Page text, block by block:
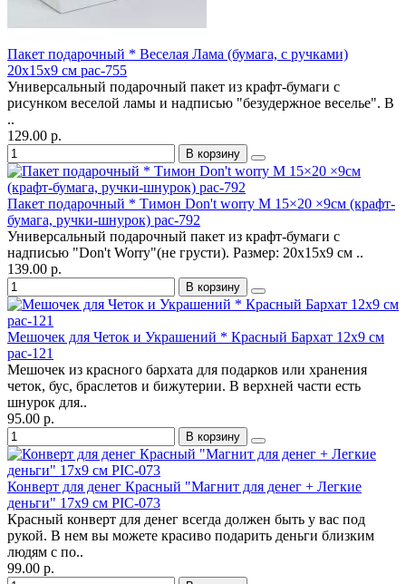
Пакет подарочный * Веселая Лама (бумага, с ручками)
20х15х9 см pac-755
Универсальный подарочный пакет из крафт-бумаги с
рисунком веселой ламы и надписью "безудержное веселье". В
..
129.00 р.
В корзину
Пакет подарочный * Тимон Don't worry M 15×20 ×9см (крафт-
бумага, ручки-шнурок) pac-792
Универсальный подарочный пакет из крафт-бумаги с
надписью "Don't Worry"(не грусти). Размер: 20х15х9 см ..
139.00 р.
В корзину
Мешочек для Четок и Украшений * Красный Бархат 12х9 см
pac-121
Мешочек из красного бархата для подарков или хранения
четок, бус, браслетов и бижутерии. В верхней части есть
шнурок для..
95.00 р.
В корзину
Конверт для денег Красный "Магнит для денег + Легкие
деньги" 17х9 см PIC-073
Красный конверт для денег всегда должен быть у вас под
рукой. В нем вы можете красиво подарить деньги близким
людям с по..
99.00 р.